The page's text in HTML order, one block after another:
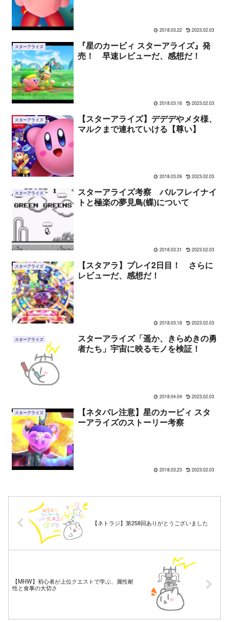
2018.03.22 2023.02.03
スターアライズ
『星のカービィ スターアライズ』発
売！ 早速レビューだ、感想だ！
2018.03.16 2023.02.03
スターアライズ
【スターアライズ】デデデやメタ様、
マルクまで連れていける【尊い】
2018.03.09 2023.02.03
スターアライズ
スターアライズ考察 バルフレイナイ
トと極楽の夢見鳥(蝶)について
2018.03.31 2023.02.03
スターアライズ
【スタアラ】プレイ2日目！ さらに
レビューだ、感想だ！
2018.03.18 2023.02.03
スターアライズ
スターアライズ「遥か、きらめきの勇
者たち」宇宙に映るモノを検証！
2018.04.04 2023.02.03
スターアライズ
【ネタバレ注意】星のカービィ スタ
ーアライズのストーリー考察
2018.03.23 2023.02.03
【ネトラジ】第258回ありがとうございました
【MHW】初心者が上位クエストで学ぶ、属性耐
性と食事の大切さ